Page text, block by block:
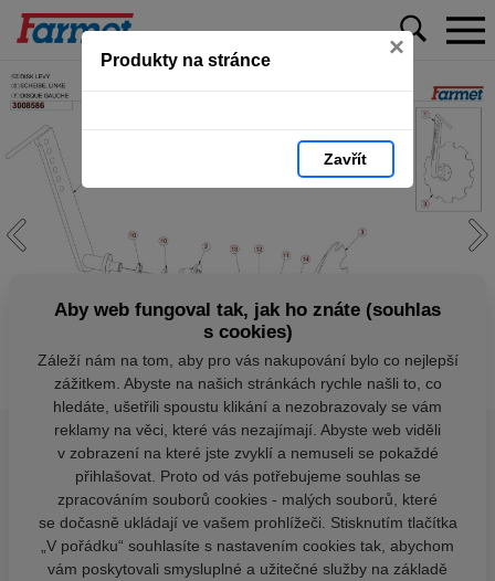
Produkty na stránce ×
Zavřít
Aby web fungoval tak, jak ho znáte (souhlas
s cookies)
Záleží nám na tom, aby pro vás nakupování bylo co nejlepší
zážitkem. Abyste na našich stránkách rychle našli to, co
hledáte, ušetřili spoustu klikání a nezobrazovaly se vám
reklamy na věci, které vás nezajímají. Abyste web viděli
v zobrazení na které jste zvyklí a nemuseli se pokaždé
přihlašovat. Proto od vás potřebujeme souhlas se
zpracováním souborů cookies - malých souborů, které
se dočasně ukládají ve vašem prohlížeči. Stisknutím tlačítka
„V pořádku“ souhlasíte s nastavením cookies tak, abychom
vám poskytovali smysluplné a užitečné služby na základě